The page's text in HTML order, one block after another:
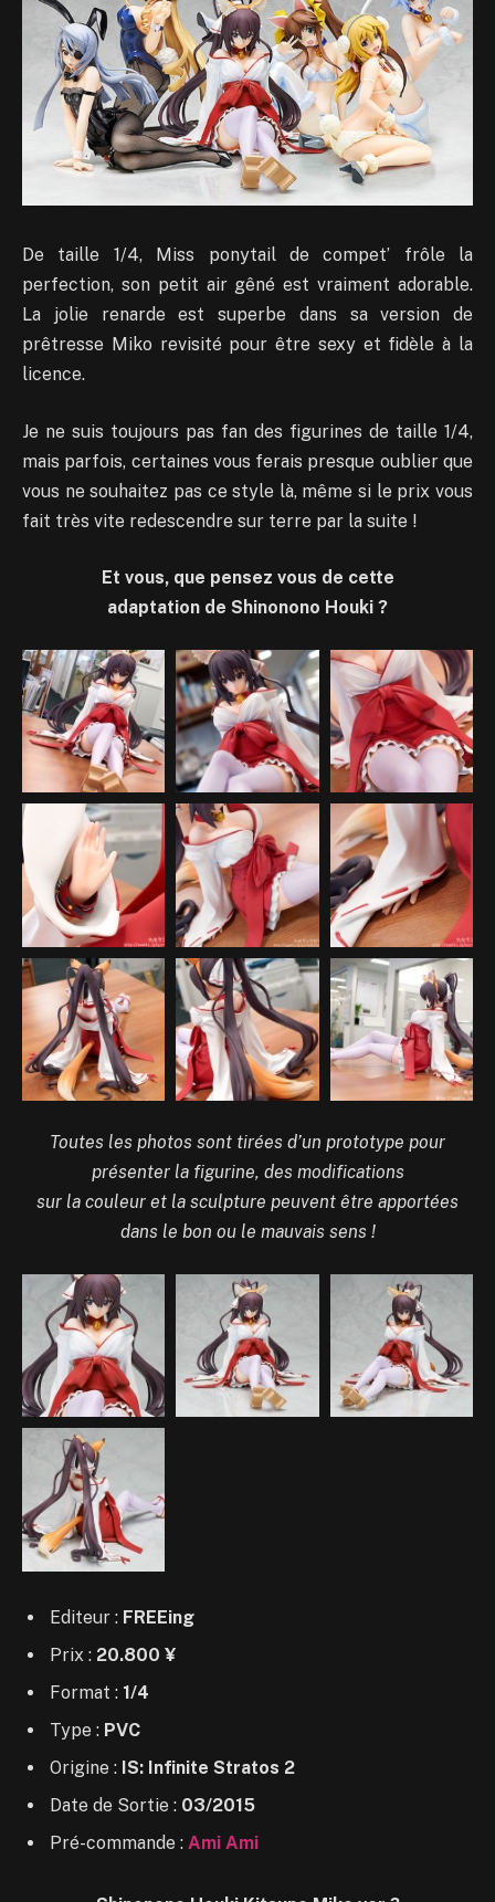
De taille 1/4, Miss ponytail de compet’ frôle la
perfection, son petit air gêné est vraiment adorable.
La jolie renarde est superbe dans sa version de
prêtresse Miko revisité pour être sexy et fidèle à la
licence.
Je ne suis toujours pas fan des figurines de taille 1/4,
mais parfois, certaines vous ferais presque oublier que
vous ne souhaitez pas ce style là, même si le prix vous
fait très vite redescendre sur terre par la suite !
Et vous, que pensez vous de cette
adaptation de Shinonono Houki ?
Toutes les photos sont tirées d’un prototype pour
présenter la figurine, des modifications
sur la couleur et la sculpture peuvent être apportées
dans le bon ou le mauvais sens !
Editeur : FREEing
Prix : 20.800 ¥
Format : 1/4
Type : PVC
Origine : IS: Infinite Stratos 2
Date de Sortie : 03/2015
Pré-commande : Ami Ami